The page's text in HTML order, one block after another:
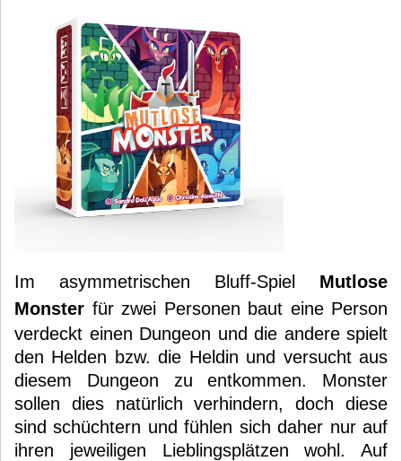
Im asymmetrischen Bluff-Spiel Mutlose
Monster für zwei Personen baut eine Person
verdeckt einen Dungeon und die andere spielt
den Helden bzw. die Heldin und versucht aus
diesem Dungeon zu entkommen. Monster
sollen dies natürlich verhindern, doch diese
sind schüchtern und fühlen sich daher nur auf
ihren jeweiligen Lieblingsplätzen wohl. Auf